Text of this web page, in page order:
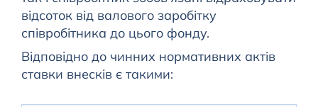
відсоток від валового заробітку
співробітника до цього фонду.
Відповідно до чинних нормативних актів
ставки внесків є такими: